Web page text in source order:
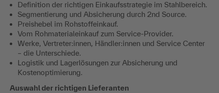
Definition der richtigen Einkaufsstrategie im Stahlbereich.
Segmentierung und Absicherung durch 2nd Source.
Preishebel im Rohstoffeinkauf.
Vom Rohmaterialeinkauf zum Service-Provider.
Werke, Vertreter:innen, Händler:innen und Service Center
– die Unterschiede.
Logistik und Lagerlösungen zur Absicherung und
Kostenoptimierung.
Auswahl der richtigen Lieferanten